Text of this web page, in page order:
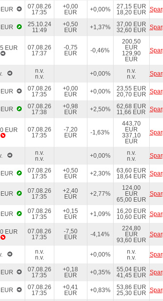
07.08.26
17:35
+0,00
EUR
+0,00%
27,15 EUR
18,20 EUR
25.10.24
11:49
+0,50
EUR
+1,37%
37,00 EUR
32,60 EUR
EUR
07.08.26
17:37
-0,75
EUR
-0,46%
200,50
EUR
129,90
EUR
n.v.
n.v.
+0,00%
n.v.
n.v.
07.08.26
17:35
+0,00
EUR
+0,00%
23,55 EUR
20,70 EUR
07.08.26
17:38
+0,98
EUR
+2,50%
62,68 EUR
11,66 EUR
EUR
07.08.26
17:35
-7,20
EUR
-1,63%
443,70
EUR
337,10
EUR
n.v.
n.v.
+0,00%
n.v.
n.v.
07.08.26
17:35
+0,50
EUR
+2,30%
63,60 EUR
18,64 EUR
07.08.26
17:35
+2,40
EUR
+2,77%
124,00
EUR
65,00 EUR
07.08.26
17:35
+0,15
EUR
+1,09%
16,20 EUR
10,60 EUR
EUR
07.08.26
17:35
-7,50
EUR
-4,14%
224,80
EUR
93,60 EUR
n.v.
n.v.
+0,00%
n.v.
n.v.
07.08.26
17:35
+0,18
EUR
+0,35%
55,04 EUR
41,45 EUR
07.08.26
17:35
+0,41
EUR
+0,83%
53,86 EUR
25,30 EUR